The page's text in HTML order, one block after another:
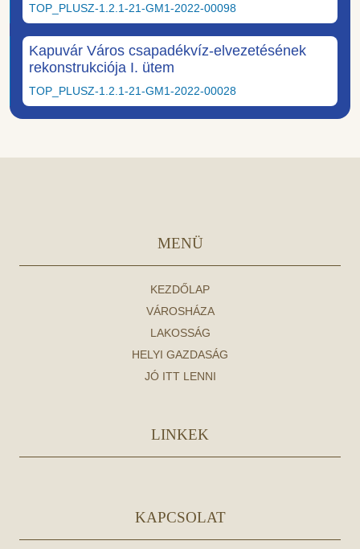
TOP_PLUSZ-1.2.1-21-GM1-2022-00098
Kapuvár Város csapadékvíz-elvezetésének
rekonstrukciója I. ütem
TOP_PLUSZ-1.2.1-21-GM1-2022-00028
MENÜ
KEZDŐLAP
VÁROSHÁZA
LAKOSSÁG
HELYI GAZDASÁG
JÓ ITT LENNI
LINKEK
KAPCSOLAT